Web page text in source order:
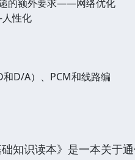
的额外要求——网络优化
性化
D/A）、PCM和线路编
础知识读本》是一本关于